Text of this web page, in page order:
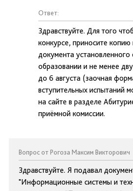
Ответ:
Здравствуйте. Для того
конкурсе, приносите
документа
образовании и не менее
до 6 августа (заочная
вступительных испытаний
на сайте в разделе
приёмной комиссии.
Вопрос от Рогоза Максим Викторович
Здравствуйте. Я подавал
"Информационные системы и